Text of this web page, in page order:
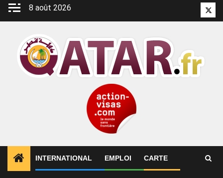
Aller
8 août 2026
INTERNATIONAL EMPLOI CARTE